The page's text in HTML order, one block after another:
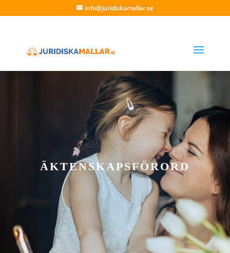
info@juridiskamallar.se
ÄKTENSKAPSFÖRORD